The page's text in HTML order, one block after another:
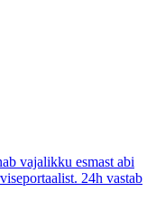
vajalikku esmast abi
24h vastab